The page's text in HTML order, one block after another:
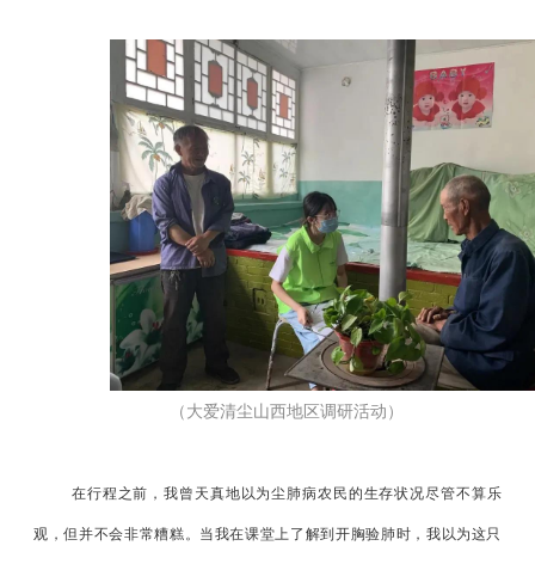
（大爱清尘山西地区调研活动）
在行程之前，我曾天真地以为尘肺病农民的生存状况尽管不算乐
观，但并不会非常糟糕。当我在课堂上了解到开胸验肺时，我以为这只